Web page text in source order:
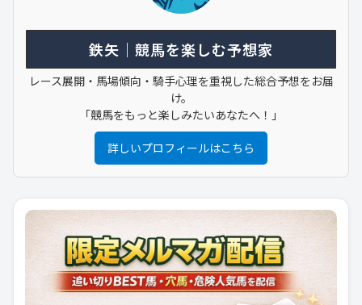
鉄矢｜競馬を楽しむ予想家
レース展開・馬場傾向・騎手心理を重視した総合予想をお届
け。
「競馬をもっと楽しみたいあなたへ！」
詳しいプロフィールはこちら